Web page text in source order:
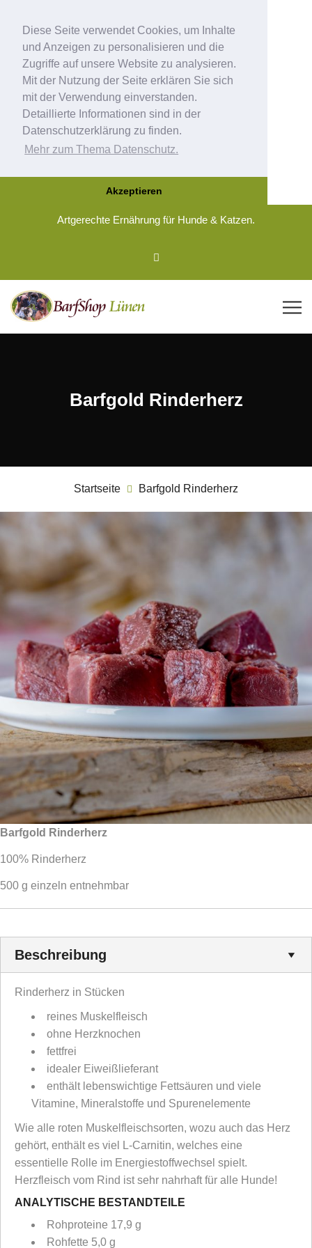
Diese Seite verwendet Cookies, um Inhalte
und Anzeigen zu personalisieren und die
Zugriffe auf unsere Website zu analysieren.
Mit der Nutzung der Seite erklären Sie sich
mit der Verwendung einverstanden.
Detaillierte Informationen sind in der
Datenschutzerklärung zu finden.
Mehr zum Thema Datenschutz.
Akzeptieren
Artgerechte Ernährung für Hunde & Katzen.
Barfgold Rinderherz
Startseite Barfgold Rinderherz
Barfgold Rinderherz
100% Rinderherz
500 g einzeln entnehmbar
Beschreibung
Rinderherz in Stücken
reines Muskelfleisch
ohne Herzknochen
fettfrei
idealer Eiweißlieferant
enthält lebenswichtige Fettsäuren und viele
Vitamine, Mineralstoffe und Spurenelemente
Wie alle roten Muskelfleischsorten, wozu auch das Herz
gehört, enthält es viel L-Carnitin, welches eine
essentielle Rolle im Energiestoffwechsel spielt.
Herzfleisch vom Rind ist sehr nahrhaft für alle Hunde!
ANALYTISCHE BESTANDTEILE
Rohproteine 17,9 g
Rohfette 5,0 g